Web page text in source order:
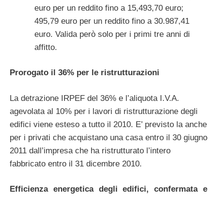
euro per un reddito fino a 15,493,70 euro;
495,79 euro per un reddito fino a 30.987,41
euro. Valida però solo per i primi tre anni di
affitto.
Prorogato il 36% per le ristrutturazioni
La detrazione IRPEF del 36% e l’aliquota I.V.A.
agevolata al 10% per i lavori di ristrutturazione degli
edifici viene esteso a tutto il 2010. E’ previsto la anche
per i privati che acquistano una casa entro il 30 giugno
2011 dall’impresa che ha ristrutturato l’intero
fabbricato entro il 31 dicembre 2010.
Efficienza energetica degli edifici, confermata e